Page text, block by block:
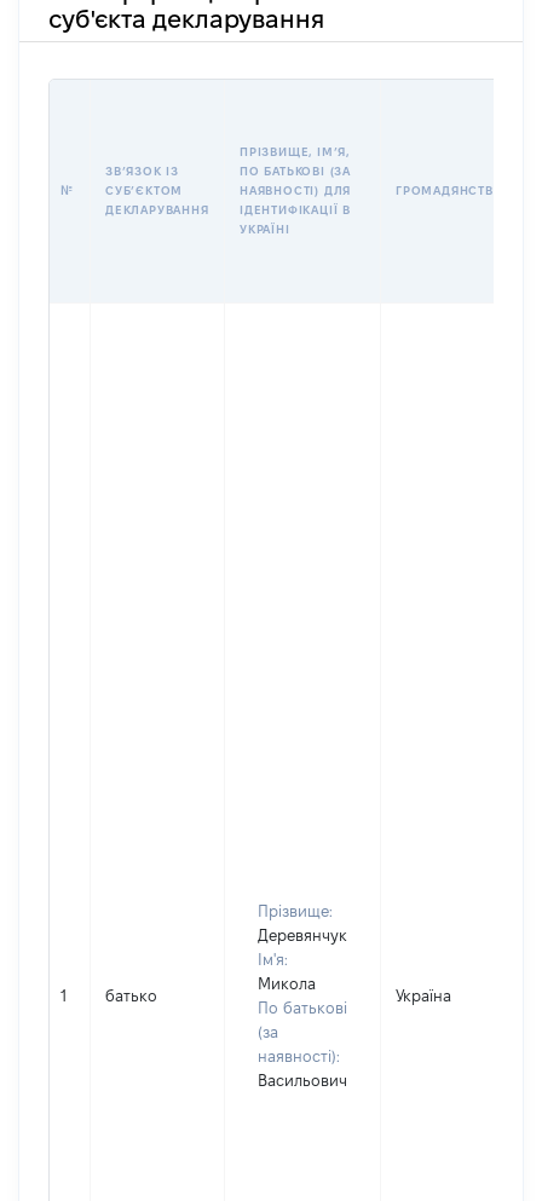
суб'єкта декларування
№
ЗВʼЯЗОК ІЗ
СУБʼЄКТОМ
ДЕКЛАРУВАННЯ
ПРІЗВИЩЕ, ІМʼЯ,
ПО БАТЬКОВІ (ЗА
НАЯВНОСТІ) ДЛЯ
ІДЕНТИФІКАЦІЇ В
УКРАЇНІ
ГРОМАДЯНСТВО
1 батько
Прізвище:
Деревянчук
Ім'я:
Микола
По батькові
(за
наявності):
Васильович
Україна